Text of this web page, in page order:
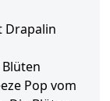
Drapalin
Pop vom